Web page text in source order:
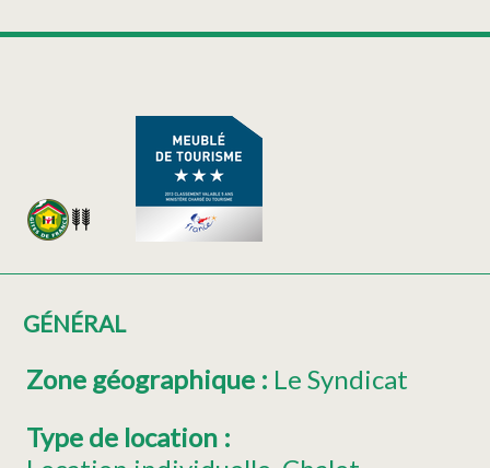
GÉNÉRAL
Zone géographique : Le Syndicat
Type de location :